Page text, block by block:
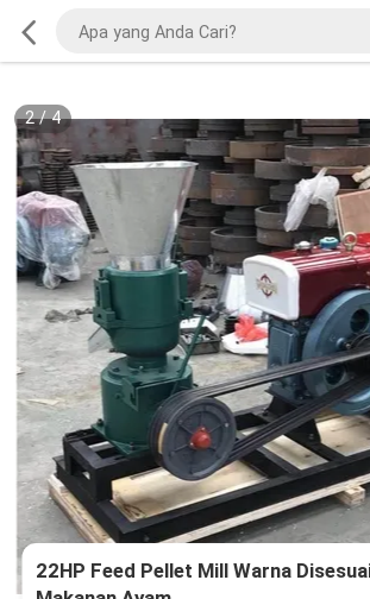
2/4
22HP Feed Pellet Mill Warna